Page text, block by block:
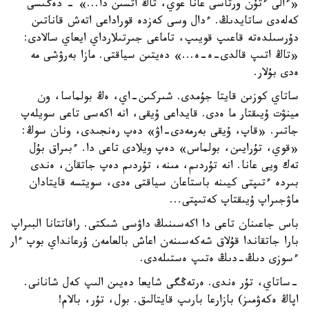
«ءالى ءتۇن ورتاسى عانا عوي، تاڭ اتسىن دا...» - دەگىسى
كەلەدى ساتايدىڭ. ءدال وسى كەزدە قوراداعى اتەش قاناتىن
دۇرسىلدەتە قاعىپ قويىپ، تاماعى جىرتىلارداي ايعاي سالادى:
«تاڭ اتىپ قالدى-ە-ە...» دەيتىن سياقتى. مازا بەرۋشى مە
ەدى بۇلار.
ساتاي كوزىن قايتا جۇمدى. شىركىن-اي، ەڭ بولماسا، ون
مينۋت ۇيىقتار ما ەدى. قايداعى ۇيقى، انە اكەسى تاعى سويلەپ
جاتىر. «قاپ، ۇيقى بەرمەدى-اۋ» دەپ رەنجىدى، ونان سوڭ:
«قوي، تۇرايىن، بولماس» دەپ ويلادى تاعى دا. ءبىراق بۇل
تەك ويى عانا. انە تۇردىم، مىنە، تۇردىم دەپ جاتقان، ەندى
بىردە ءتىپتى كيىنە باستاعان سياقتى ەدى، سويتسە قايتادان
ماۋجىراپ ۇيىقتاپ كەتىپتى...
باس جاعىنان تاعى دا اكەسىنىڭ داۋسى شىكتى. راقاتتانا البىراپ
بارا جاتقاندا قۇلاق شەكەسىنەن اعاش بالعامەن ۇرعانداي بوپ ءار
ءسوزى دىڭ-دىڭ ەتىپ ەستىلەدى.
-ساتاي، تۇر ەندى. ەرتەڭگى شايعا دەيىن الىپ كەل شانانى.
اپاڭ ەكەۋمىز) بازارعا بارىپ قايتالىق. بول، تۇر، بالام!